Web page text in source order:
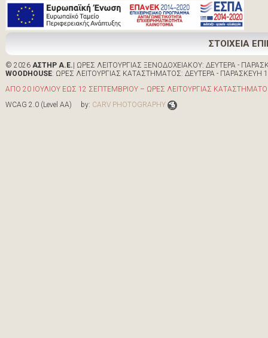
ΣΤΟΙΧΕΙΑ
© 2026 ΑΣΤΗΡ Α.Ε. | ΩΡΕΣ ΛΕΙΤΟΥΡΓΙΑΣ ΞΕΝΟΔΟΧΕΙΑΚΟΥ: ΔΕΥΤΕΡΑ -
WOODHOUSE: ΩΡΕΣ ΛΕΙΤΟΥΡΓΙΑΣ ΚΑΤΑΣΤΗΜΑΤΟΣ: ΔΕΥΤΕΡΑ - ΠΑΡΑΣΚΕΥΗ
ΑΠΟ 20 ΙΟΥΛΙΟΥ ΕΩΣ 12 ΣΕΠΤΕΜΒΡΙΟΥ – ΩΡΕΣ ΛΕΙΤΟΥΡΓΙΑΣ
WCAG 2.0 (Level AA) by: CARV PHOTOGRAPHY